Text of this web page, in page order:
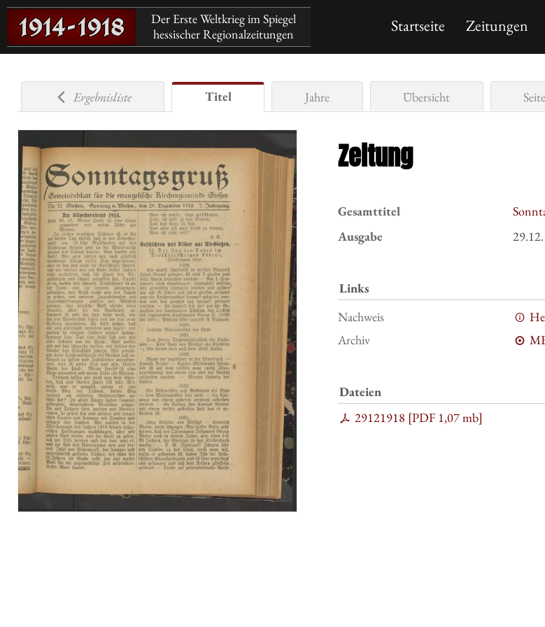
Der Erste Weltkrieg im Spiegel
hessischer Regionalzeitungen
Startseite Zeitungen
Ergebnisliste Titel Jahre Übersicht Seite
Zeitung
Gesamttitel
Ausgabe
Links
Nachweis
Archiv
Dateien
29121918 [PDF1,07 mb]